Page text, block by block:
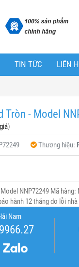
TIN TỨC LIÊN
Tròn - Model
)
Thương hiệu:
NNP72249 Mã
hành 12 tháng do lỗi
Nam